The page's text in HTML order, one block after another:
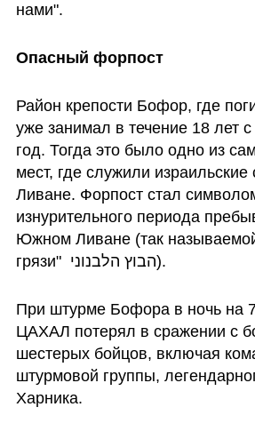
нами".
Опасный форпост
Район крепости Бофор, где
уже занимал в течение 18 лет
год. Тогда это было одно из
мест, где служили
Ливане. Форпост стал
изнурительного периода
Южном Ливане (так
грязи"  הבוץ הלבנוני).
При штурме Бофора в ночь на
ЦАХАЛ потерял в сражении с
шестерых бойцов, включая
штурмовой группы,
Харника.